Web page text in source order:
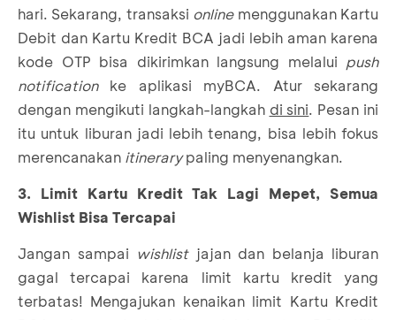
hari. Sekarang, transaksi onlinemenggunakan Kartu
Debit dan Kartu Kredit BCA jadi lebih aman karena
kode OTP bisa dikirimkan langsung melalui push
notification ke aplikasi myBCA. Atur sekarang
dengan mengikuti langkah-langkah di sini. Pesan ini
itu untuk liburan jadi lebih tenang, bisa lebih fokus
merencanakan itinerarypaling menyenangkan.
3. Limit Kartu Kredit Tak Lagi Mepet, Semua
Wishlist Bisa Tercapai
Jangan sampai wishlistjajan dan belanja liburan
gagal tercapai karena limit kartu kredit yang
terbatas! Mengajukan kenaikan limit Kartu Kredit